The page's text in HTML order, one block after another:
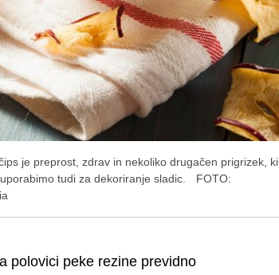
je preprost, zdrav in nekoliko drugačen prigrizek, ki
tudi za dekoriranje sladic.
FOTO:
polovici peke rezine previdno